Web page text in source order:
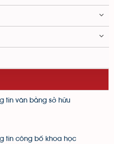
tin văn bằng sở hữu
tin công bố khoa học